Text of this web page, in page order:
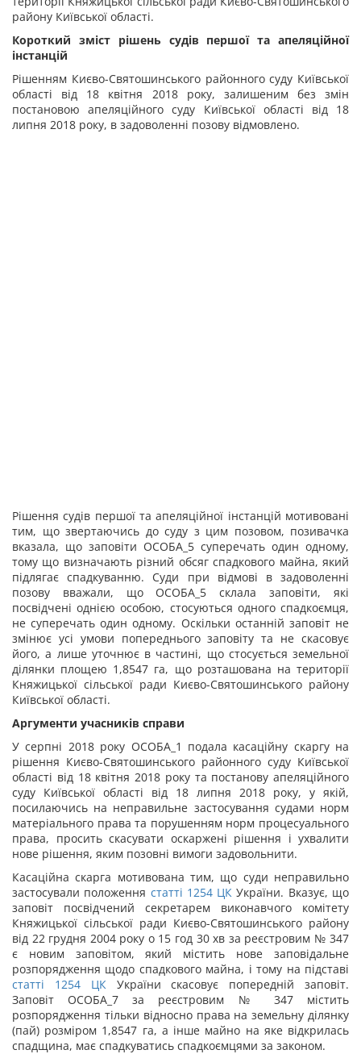
району Київської області.
Короткий зміст рішень судів першої та апеляційної
інстанцій
Рішенням Києво-Святошинського районного суду Київської
області від 18 квітня 2018 року, залишеним без змін
постановою апеляційного суду Київської області від 18
липня 2018 року, в задоволенні позову відмовлено.
Рішення судів першої та апеляційної інстанцій мотивовані
тим, що звертаючись до суду з цим позовом, позивачка
вказала, що заповіти ОСОБА_5 суперечать один одному,
тому що визначають різний обсяг спадкового майна, який
підлягає спадкуванню. Суди при відмові в задоволенні
позову вважали, що ОСОБА_5 склала заповіти, які
посвідчені однією особою, стосуються одного спадкоємця,
не суперечать один одному. Оскільки останній заповіт не
змінює усі умови попереднього заповіту та не скасовує
його, а лише уточнює в частині, що стосується земельної
ділянки площею 1,8547 га, що розташована на території
Княжицької сільської ради Києво-Святошинського району
Київської області.
Аргументи учасників справи
У серпні 2018 року ОСОБА_1 подала касаційну скаргу на
рішення Києво-Святошинського районного суду Київської
області від 18 квітня 2018 року та постанову апеляційного
суду Київської області від 18 липня 2018 року, у якій,
посилаючись на неправильне застосування судами норм
матеріального права та порушенням норм процесуального
права, просить скасувати оскаржені рішення і ухвалити
нове рішення, яким позовні вимоги задовольнити.
Касаційна скарга мотивована тим, що суди неправильно
застосували положення статті 1254 ЦК України. Вказує, що
заповіт посвідчений секретарем виконавчого комітету
Княжицької сільської ради Києво-Святошинського району
від 22 грудня 2004 року о 15 год 30 хв за реєстровим № 347
є новим заповітом, який містить нове заповідальне
розпорядження щодо спадкового майна, і тому на підставі
статті 1254 ЦКУкраїни скасовує попередній заповіт.
Заповіт ОСОБА_7 за реєстровим № 347 містить
розпорядження тільки відносно права на земельну ділянку
(пай) розміром 1,8547 га, а інше майно на яке відкрилась
спадщина, має спадкуватись спадкоємцями за законом.